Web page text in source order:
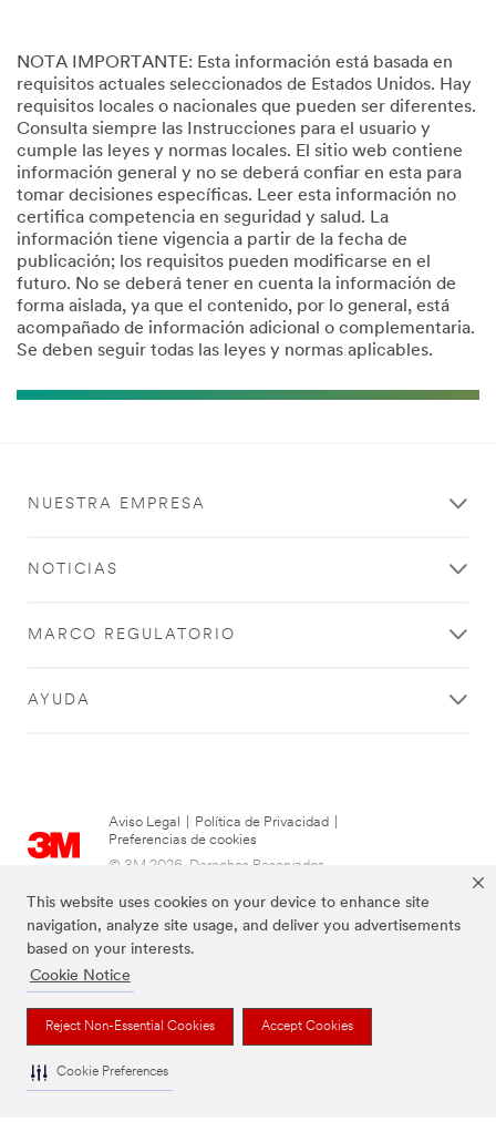
This website uses cookies on your device to enhance site
navigation, analyze site usage, and deliver you advertisements
based on your interests.
Cookie Notice
Reject Non-Essential Cookies Accept Cookies
Cookie Preferences
NOTA IMPORTANTE: Esta información está basada en
requisitos actuales seleccionados de Estados Unidos. Hay
requisitos locales o nacionales que pueden ser diferentes.
Consulta siempre las Instrucciones para el usuario y
cumple las leyes y normas locales. El sitio web contiene
información general y no se deberá confiar en esta para
tomar decisiones específicas. Leer esta información no
certifica competencia en seguridad y salud. La
información tiene vigencia a partir de la fecha de
publicación; los requisitos pueden modificarse en el
futuro. No se deberá tener en cuenta la información de
forma aislada, ya que el contenido, por lo general, está
acompañado de información adicional o complementaria.
Se deben seguir todas las leyes y normas aplicables.
NUESTRA EMPRESA
NOTICIAS
MARCO REGULATORIO
AYUDA
Aviso Legal Política de Privacidad
Preferencias de cookies
© 3M 2026. Derechos Reservados.